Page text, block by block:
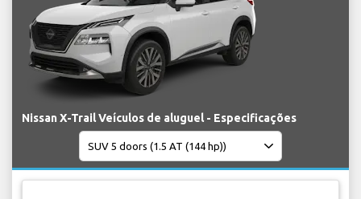
Nissan X-Trail Veículos de aluguel - Especificações